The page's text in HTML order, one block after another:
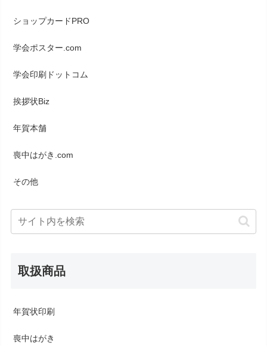
ショップカードPRO
学会ポスター.com
学会印刷ドットコム
挨拶状Biz
年賀本舗
喪中はがき.com
その他
取扱商品
年賀状印刷
喪中はがき